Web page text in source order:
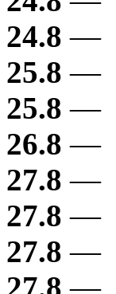
24.8 —
25.8 —
25.8 —
26.8 —
27.8 —
27.8 —
27.8 —